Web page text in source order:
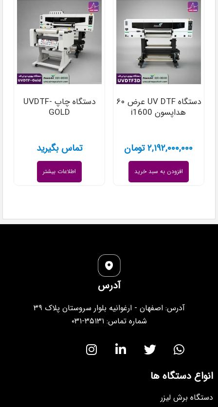
دستگاه UV DTF عرض ۶۰
هداپسون i1600
۲,۱۹۲,۰۰۰,۰۰۰ تومان
افزودن به سبد خرید
دستگاه چاپ UVDTF-
GOLD
تماس بگیرید
اطلاعات بیشتر
آدرس
آدرس: اصفهان - ارغوانیه بلوار سروستان پلاک ۳۹
شماره تماس: ۳۵۱۳۱-۰۳۱
انواع دستگاه ها
دستگاه برش لیزر